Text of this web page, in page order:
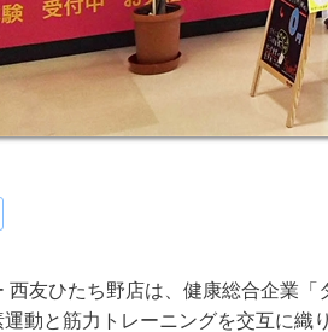
西友ひたち野店は、健康総合企業
動と筋力トレーニングを交互に織